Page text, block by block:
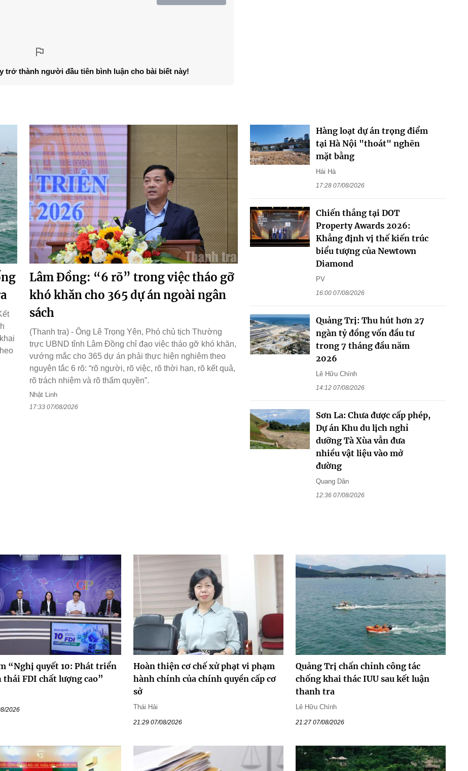
trở thành người đầu tiên bình luận cho bài biết này!
Lâm Đồng: “6 rõ” trong việc tháo gỡ
khó khăn cho 365 dự án ngoài ngân
sách
(Thanh tra) - Ông Lê Trọng Yên, Phó chủ tịch Thường
trực UBND tỉnh Lâm Đồng chỉ đạo việc tháo gỡ khó khăn,
vướng mắc cho 365 dự án phải thực hiện nghiêm theo
nguyên tắc 6 rõ: “rõ người, rõ việc, rõ thời hạn, rõ kết quả,
rõ trách nhiệm và rõ thẩm quyền”.
Nhật Linh
17:33 07/08/2026
Hàng loạt dự án trọng điểm
tại Hà Nội "thoát" nghẽn
mặt bằng
Hải Hà
17:28 07/08/2026
Chiến thắng tại DOT
Property Awards 2026:
Khẳng định vị thế kiến trúc
biểu tượng của Newtown
Diamond
PV
16:00 07/08/2026
Quảng Trị: Thu hút hơn 27
ngàn tỷ đồng vốn đầu tư
trong 7 tháng đầu năm
2026
Lê Hữu Chính
14:12 07/08/2026
Sơn La: Chưa được cấp phép,
Dự án Khu du lịch nghỉ
dưỡng Tà Xùa vẫn đưa
nhiều vật liệu vào mở
đường
Quang Dân
12:36 07/08/2026
“Nghị quyết 10: Phát triển
thái FDI chất lượng cao”
2026
Hoàn thiện cơ chế xử phạt vi phạm
hành chính của chính quyền cấp cơ
sở
Thái Hải
21:29 07/08/2026
Quảng Trị chấn chỉnh công tác
chống khai thác IUU sau kết luận
thanh tra
Lê Hữu Chính
21:27 07/08/2026